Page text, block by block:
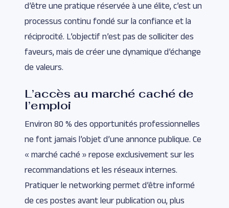
d’être une pratique réservée à une élite, c’est un
processus continu fondé sur la confiance et la
réciprocité. L’objectif n’est pas de solliciter des
faveurs, mais de créer une dynamique d’échange
de valeurs.
L’accès au marché caché de
l’emploi
Environ 80 % des opportunités professionnelles
ne font jamais l’objet d’une annonce publique. Ce
« marché caché » repose exclusivement sur les
recommandations et les réseaux internes.
Pratiquer le networking permet d’être informé
de ces postes avant leur publication ou, plus